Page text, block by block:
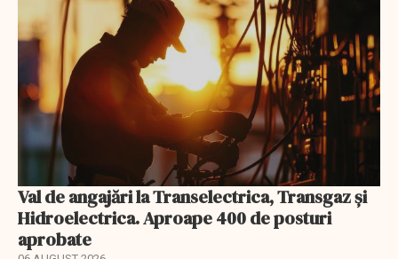
Val de angajări la Transelectrica, Transgaz și
Hidroelectrica. Aproape 400 de posturi
aprobate